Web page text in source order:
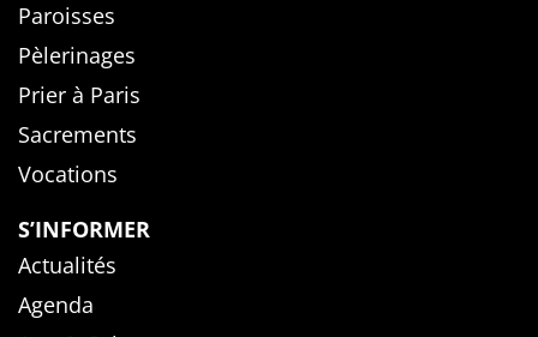
Paroisses
Pèlerinages
Prier à Paris
Sacrements
Vocations
S’INFORMER
Actualités
Agenda